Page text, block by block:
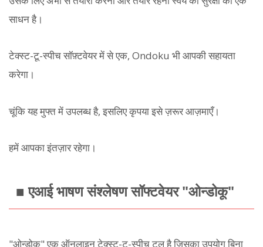
साधन है।
टेक्स्ट-टू-स्पीच सॉफ़्टवेयर में से एक, Ondoku भी आपकी सहायता
करेगा।
चूंकि यह मुफ्त में उपलब्ध है, इसलिए कृपया इसे ज़रूर आज़माएँ।
हमें आपका इंतज़ार रहेगा।
■ एआई भाषण संश्लेषण सॉफ्टवेयर "ओन्डोकू"
"ओन्डोकू" एक ऑनलाइन टेक्स्ट-टू-स्पीच टूल है जिसका उपयोग बिना